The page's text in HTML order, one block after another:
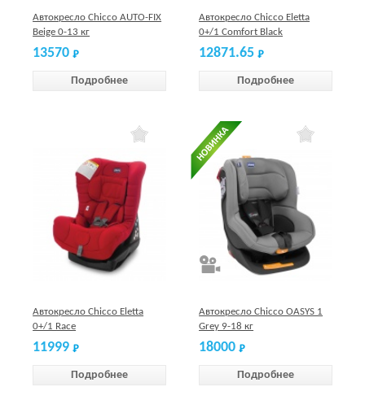
Автокресло Chicco AUTO-FIX
Beige 0-13 кг
13570
Подробнее
Автокресло Chicco Eletta
0+/1 Comfort Black
12871.65
Подробнее
Автокресло Chicco Eletta
0+/1 Race
11999
Подробнее
Автокресло Chicco OASYS 1
Grey 9-18 кг
18000
Подробнее